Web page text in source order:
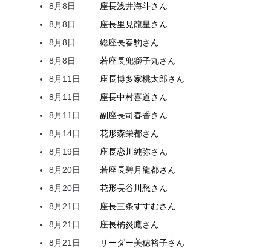
8月8日
座長浅井海斗さん
8月8日
座長里見龍星さん
8月8日
総座長春駒さん
8月8日
若座長兜獅子丸さん
8月11日
座長博多家桃太郎さん
8月11日
座長中村喜道さん
8月11日
副座長司春香さん
8月14日
花形森栄都さん
8月19日
座長恋川純弥さん
8月20日
若座長碧月龍都さん
8月20日
花形長谷川愁さん
8月21日
座長三条すすむさん
8月21日
座長橘炎鷹さん
8月21日
リーダー美穂裕子さん